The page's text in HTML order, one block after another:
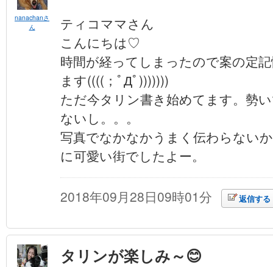
nanachanさ
ん
ティコママさん
こんにちは♡
時間が経ってしまったので案の定
ます((((；ﾟДﾟ)))))))
ただ今タリン書き始めてます。勢
ないし。。。
写真でなかなかうまく伝わらない
に可愛い街でしたよー。
2018年09月28日09時01分 返信する
タリンが楽しみ～😊